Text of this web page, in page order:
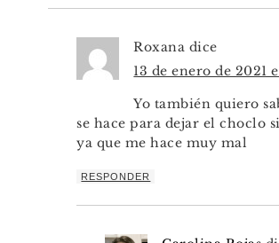
Roxana dice
13 de enero de 2021
Yo también quiero
se hace para dejar el choclo
ya que me hace muy mal
RESPONDER